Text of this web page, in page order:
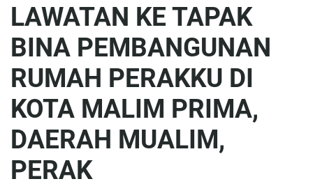
LAWATAN KE TAPAK
BINA PEMBANGUNAN
RUMAH PERAKKU DI
KOTA MALIM PRIMA,
DAERAH MUALIM,
PERAK